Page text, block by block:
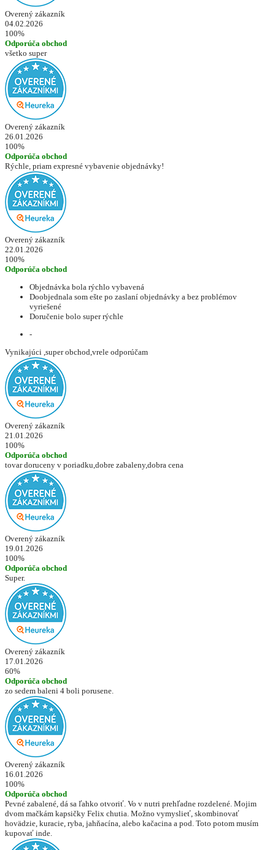
Overený zákazník
04.02.2026
100%
Odporúča obchod
všetko super
Overený zákazník
26.01.2026
100%
Odporúča obchod
Rýchle, priam expresné vybavenie objednávky!
Overený zákazník
22.01.2026
100%
Odporúča obchod
Objednávka bola rýchlo vybavená
Doobjednala som ešte po zaslaní objednávky a bez problémov
vyriešené
Doručenie bolo super rýchle
-
Vynikajúci ,super obchod,vrele odporúčam
Overený zákazník
21.01.2026
100%
Odporúča obchod
tovar doruceny v poriadku,dobre zabaleny,dobra cena
Overený zákazník
19.01.2026
100%
Odporúča obchod
Super.
Overený zákazník
17.01.2026
60%
Odporúča obchod
zo sedem baleni 4 boli porusene.
Overený zákazník
16.01.2026
100%
Odporúča obchod
Pevné zabalené, dá sa ľahko otvoriť. Vo v nutri prehľadne rozdelené. Mojim
dvom mačkám kapsičky Felix chutia. Možno vymyslieť, skombinovať
hovädzie, kuracie, ryba, jahňacína, alebo kačacina a pod. Toto potom musím
kupovať inde.